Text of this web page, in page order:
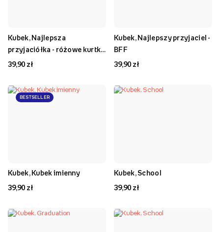
Kubek, Najlepsza
przyjaciółka - różowe kurtki
- BFF
39,90 zł
Kubek, Najlepszy przyjaciel -
BFF
39,90 zł
BESTSELLER
Kubek, Kubek imienny
39,90 zł
Kubek, School
39,90 zł